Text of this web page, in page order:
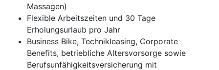
Massagen)
Flexible Arbeitszeiten und 30 Tage
Erholungsurlaub pro Jahr
Business Bike, Technikleasing, Corporate
Benefits, betriebliche Altersvorsorge sowie
Berufsunfähigkeitsversicherung mit